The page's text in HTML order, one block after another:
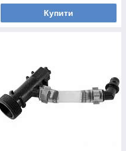
Купити